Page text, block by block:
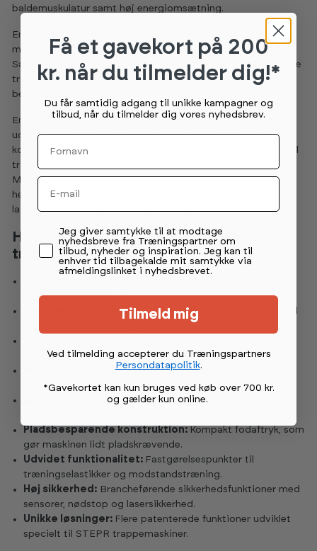
baldemuskulatur samt høj energiomsætning.
En ekstra solid ramme og komponenter i høj kvalitet gør
maskinen velegnet til hård brug i miljøer med flere brugere.
Sammenlignet med STEPR GO har denne model 35 % højere
trin og 46 % større trinflade, hvilket giver øget stabilitet og
bedre støtte, især ved høj træningsintensitet.
En hurtig og intuitiv computer gør maskinen nem at bruge
uden kompliceret opsætning. STEPR PRO Classic er
kompatibel med STEPRs træningsapp, som giver adgang til
træning ledet af instruktør og varieret trappetræning.
Maskinen er også udstyret med flere sikkerhedsfunktioner,
herunder automatisk sensorteknologi, nødstop og
lasersikkerhedsfunktion for sikker brug.
Hvorfor vælge STEPR PRO Classic
trappemaskine?
de fleste fodstørrelser.
Høj træningskapacitet:Tåler op til 190 trin i minuttet til
komponenter til intensiv brug i miljøer med flere brugere.
Hurtig og intuitiv computer for nem
opstart.
App-kompatibilitet:Understøttelse af STEPR-appen
Pladsbesparende konstruktion: Kompakt fodaftryk, som
gør maskinen lidt pladskrævende.
Udvidet funktionalitet: Fastgørelsespunkter til
træningselastikker og modstandstræning.
Høj sikkerhed: Brancheførende sikkerhedsfunktioner med
sensorer, nødstop og lasersikkerhed.
Unikke løsninger: Flere patenterede funktioner udviklet
specielt til STEPR trappemaskiner.
Få et gavekort på 200
kr. når du tilmelder dig!*
Du får samtidig adgang til unikke kampagner og
tilbud, når du tilmelder dig vores nyhedsbrev.
Fornavn
Email
Permission tekst
Jeg giver samtykke til at modtage
nyhedsbreve fra Træningspartner om
tilbud, nyheder og inspiration. Jeg kan til
enhver tid tilbagekalde mit samtykke via
afmeldingslinket i nyhedsbrevet.
Tilmeld mig
Ved tilmelding accepterer du Træningspartners
Persondatapolitik.
*Gavekortet kan kun bruges ved køb over 700 kr.
og gælder kun online.